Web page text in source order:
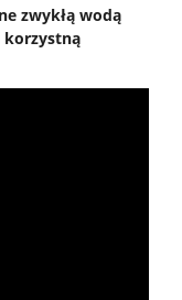
zwykłą wodą
korzystną